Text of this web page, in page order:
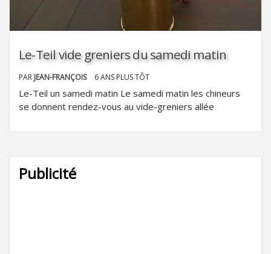
Le-Teil vide greniers du samedi matin
PAR JEAN-FRANÇOIS 6 ANS PLUS TÔT
Le-Teil un samedi matin Le samedi matin les chineurs
se donnent rendez-vous au vide-greniers allée
Publicité